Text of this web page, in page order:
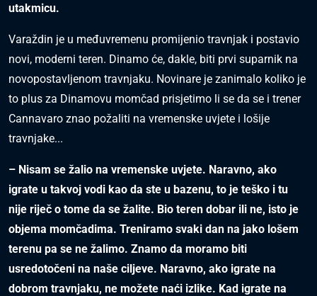
utakmicu.
Varaždin je u međuvremenu promijenio travnjak i postavio
novi, moderni teren. Dinamo će, dakle, biti prvi suparnik na
novopostavljenom travnjaku. Novinare je zanimalo koliko je
to plus za Dinamovu momčad prisjetimo li se da se i trener
Cannavaro znao požaliti na vremenske uvjete i lošije
travnjake...
– Nisam se žalio na vremenske uvjete. Naravno, ako
igrate u takvoj vodi kao da ste u bazenu, to je teško i tu
nije riječ o tome da se žalite. Bio teren dobar ili ne, isto je
objema momčadima. Treniramo svaki dan na jako lošem
terenu pa se ne žalimo. Znamo da moramo biti
usredotočeni na naše ciljeve. Naravno, ako igrate na
dobrom travnjaku, ne možete naći izlike. Kad igrate na